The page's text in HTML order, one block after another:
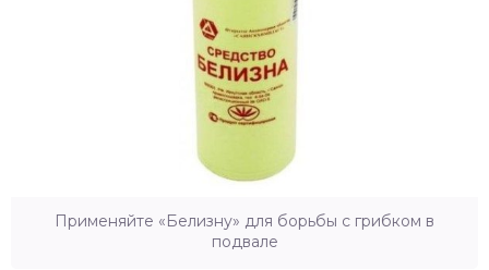
Применяйте «Белизну» для борьбы с грибком в
подвале